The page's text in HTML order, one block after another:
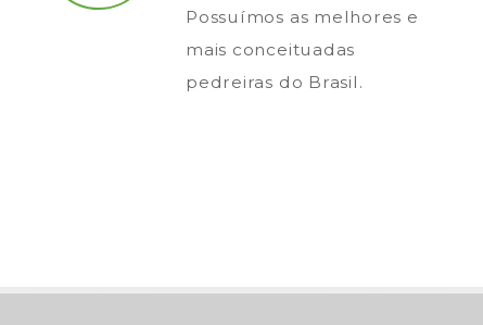
Possuímos as melhores e
mais conceituadas
pedreiras do Brasil.